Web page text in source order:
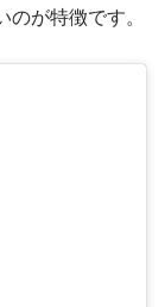
が特徴です。